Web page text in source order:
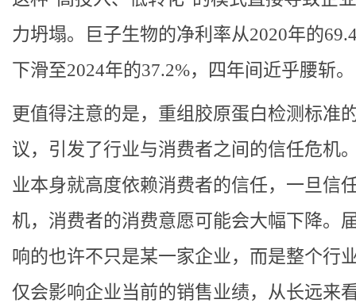
力坍塌。巨子生物的净利率从2020年的
下滑至2024年的37.2%，四年间近乎腰斩
更值得注意的是，重组胶原蛋白检测标准
议，引发了行业与消费者之间的信任危机
业本身就高度依赖消费者的信任，一旦信
机，消费者的消费意愿可能会大幅下降。
响的也许不只是某一家企业，而是整个行
仅会影响企业当前的销售业绩，从长远来